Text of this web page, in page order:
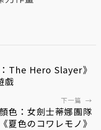
The Hero Slayer》
戲
下一篇 →
色：女劍士蒂娜團隊
夏色のコワレモノ》